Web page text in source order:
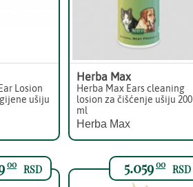
Losion
ušiju
Herba Max
Herba Max Ears cleaning
losion za čišćenje ušiju 200
ml
Herba Max
00 RSD 5.05900 RSD